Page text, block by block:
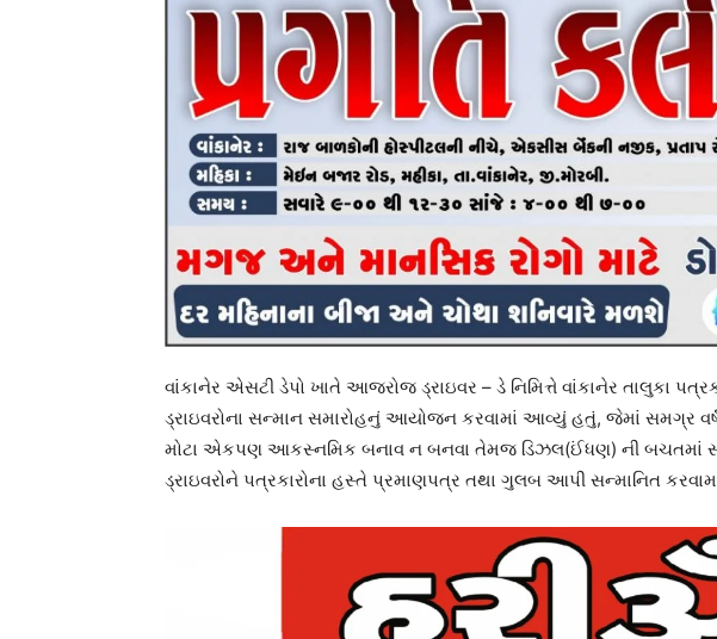
વાંકાનેર એસટી ડેપો ખાતે આજરોજ ડ્રાઇવર – ડે નિમિત્તે વાંકાનેર તાલુકા
ડ્રાઇવરોના સન્માન સમારોહનું આયોજન કરવામાં આવ્યું હતું, જેમાં સમગ્ર
મોટા એકપણ આકસ્નમિક બનાવ ન બનવા તેમજ ડિઝલ(ઈંધણ) ની બચતમાં
ડ્રાઇવરોને પત્રકારોના હસ્તે પ્રમાણપત્ર તથા ગુલબ આપી સન્માનિત